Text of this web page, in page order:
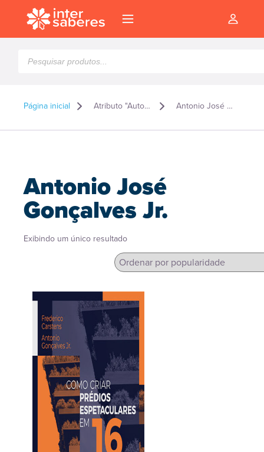
produtos
Página inicial Atributo "Autor" de produto Antonio José Gonçalves Jr.
Antonio José
Gonçalves Jr.
Exibindo um único resultado